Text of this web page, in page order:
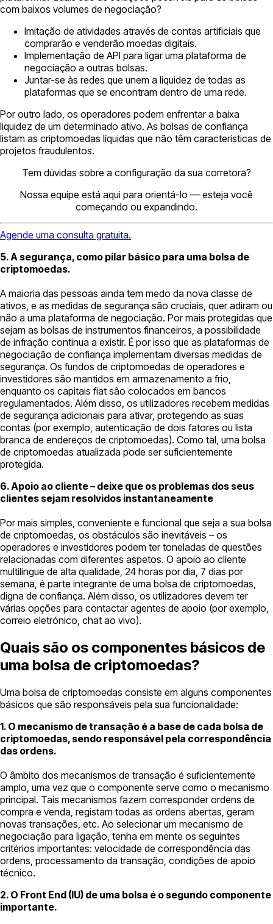
com baixos volumes de negociação?
Imitação de atividades através de contas artificiais que
comprarão e venderão moedas digitais.
Implementação de API para ligar uma plataforma de
negociação a outras bolsas.
Juntar-se às redes que unem a liquidez de todas as
plataformas que se encontram dentro de uma rede.
Por outro lado, os operadores podem enfrentar a baixa
liquidez de um determinado ativo. As bolsas de confiança
listam as criptomoedas líquidas que não têm características de
projetos fraudulentos.
Tem dúvidas sobre a configuração da sua corretora?
Nossa equipe está aqui para orientá-lo — esteja você
começando ou expandindo.
Agende uma consulta gratuita.
5. A segurança, como pilar básico para uma bolsa de
criptomoedas.
A maioria das pessoas ainda tem medo da nova classe de
ativos, e as medidas de segurança são cruciais, quer adiram ou
não a uma plataforma de negociação. Por mais protegidas que
sejam as bolsas de instrumentos financeiros, a possibilidade
de infração continua a existir. É por isso que as plataformas de
negociação de confiança implementam diversas medidas de
segurança. Os fundos de criptomoedas de operadores e
investidores são mantidos em armazenamento a frio,
enquanto os capitais fiat são colocados em bancos
regulamentados. Além disso, os utilizadores recebem medidas
de segurança adicionais para ativar, protegendo as suas
contas (por exemplo, autenticação de dois fatores ou lista
branca de endereços de criptomoedas). Como tal, uma bolsa
de criptomoedas atualizada pode ser suficientemente
protegida.
6. Apoio ao cliente – deixe que os problemas dos seus
clientes sejam resolvidos instantaneamente
Por mais simples, conveniente e funcional que seja a sua bolsa
de criptomoedas, os obstáculos são inevitáveis – os
operadores e investidores podem ter toneladas de questões
relacionadas com diferentes aspetos. O apoio ao cliente
multilingue de alta qualidade, 24 horas por dia, 7 dias por
semana, é parte integrante de uma bolsa de criptomoedas,
digna de confiança. Além disso, os utilizadores devem ter
várias opções para contactar agentes de apoio (por exemplo,
correio eletrónico, chat ao vivo).
Quais são os componentes básicos de
uma bolsa de criptomoedas?
Uma bolsa de criptomoedas consiste em alguns componentes
básicos que são responsáveis pela sua funcionalidade:
1. O mecanismo de transação é a base de cada bolsa de
criptomoedas, sendo responsável pela correspondência
das ordens.
O âmbito dos mecanismos de transação é suficientemente
amplo, uma vez que o componente serve como o mecanismo
principal. Tais mecanismos fazem corresponder ordens de
compra e venda, registam todas as ordens abertas, geram
novas transações, etc. Ao selecionar um mecanismo de
negociação para ligação, tenha em mente os seguintes
critérios importantes: velocidade de correspondência das
ordens, processamento da transação, condições de apoio
técnico.
2. O Front End (IU) de uma bolsa é o segundo componente
importante.